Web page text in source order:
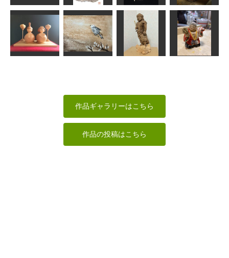
地紋彫り
サイダー
2016年1月 版
画カレンダ
fuku
寿老人
しんちゃん
グリコのおま
けの舟
たかはる
ご
不動明王
作品ギャラリーはこちら
作品の投稿はこちら